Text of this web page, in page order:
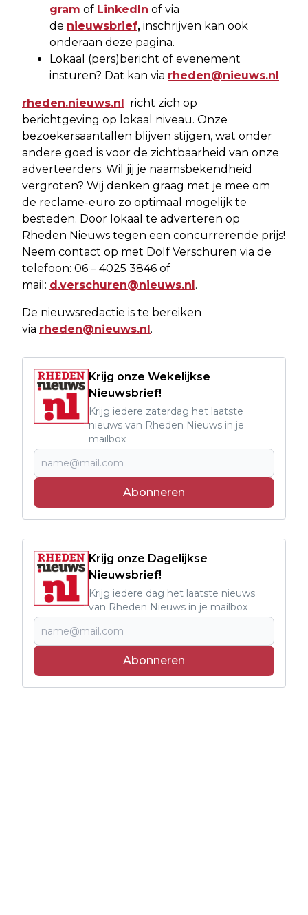
gram of LinkedIn of via
de nieuwsbrief, inschrijven kan ook
onderaan deze pagina.
Lokaal (pers)bericht of evenement
insturen? Dat kan via rheden@nieuws.nl
rheden.nieuws.nl richt zich op
berichtgeving op lokaal niveau. Onze
bezoekersaantallen blijven stijgen, wat onder
andere goed is voor de zichtbaarheid van onze
adverteerders. Wil jij je naamsbekendheid
vergroten? Wij denken graag met je mee om
de reclame-euro zo optimaal mogelijk te
besteden. Door lokaal te adverteren op
Rheden Nieuws tegen een concurrerende prijs!
Neem contact op met Dolf Verschuren via de
telefoon: 06 – 4025 3846 of
mail: d.verschuren@nieuws.nl.
De nieuwsredactie is te bereiken
via rheden@nieuws.nl.
Krijg onze Wekelijkse
Nieuwsbrief!
Krijg iedere zaterdag het laatste
nieuws van Rheden Nieuws in je
mailbox
Abonneren
Krijg onze Dagelijkse
Nieuwsbrief!
Krijg iedere dag het laatste nieuws
van Rheden Nieuws in je mailbox
Abonneren